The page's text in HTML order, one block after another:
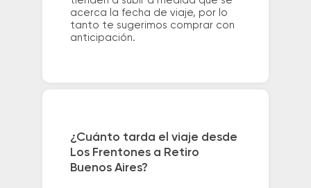
acerca la fecha de viaje, por lo
tanto te sugerimos comprar con
anticipación.
¿Cuánto tarda el viaje desde
Los Frentones a Retiro
Buenos Aires?